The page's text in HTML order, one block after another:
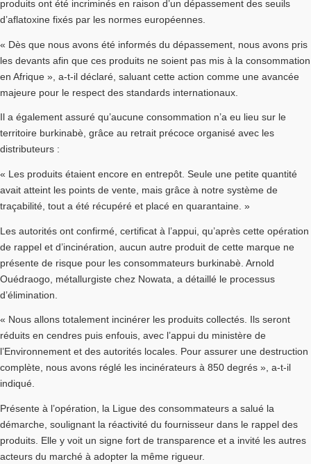
produits ont été incriminés en raison d’un dépassement des seuils
d’aflatoxine fixés par les normes européennes.
« Dès que nous avons été informés du dépassement, nous avons pris
les devants afin que ces produits ne soient pas mis à la consommation
en Afrique », a-t-il déclaré, saluant cette action comme une avancée
majeure pour le respect des standards internationaux.
Il a également assuré qu’aucune consommation n’a eu lieu sur le
territoire burkinabè, grâce au retrait précoce organisé avec les
distributeurs :
« Les produits étaient encore en entrepôt. Seule une petite quantité
avait atteint les points de vente, mais grâce à notre système de
traçabilité, tout a été récupéré et placé en quarantaine. »
Les autorités ont confirmé, certificat à l’appui, qu’après cette opération
de rappel et d’incinération, aucun autre produit de cette marque ne
présente de risque pour les consommateurs burkinabè. Arnold
Ouédraogo, métallurgiste chez Nowata, a détaillé le processus
d’élimination.
« Nous allons totalement incinérer les produits collectés. Ils seront
réduits en cendres puis enfouis, avec l’appui du ministère de
l’Environnement et des autorités locales. Pour assurer une destruction
complète, nous avons réglé les incinérateurs à 850 degrés », a-t-il
indiqué.
Présente à l’opération, la Ligue des consommateurs a salué la
démarche, soulignant la réactivité du fournisseur dans le rappel des
produits. Elle y voit un signe fort de transparence et a invité les autres
acteurs du marché à adopter la même rigueur.